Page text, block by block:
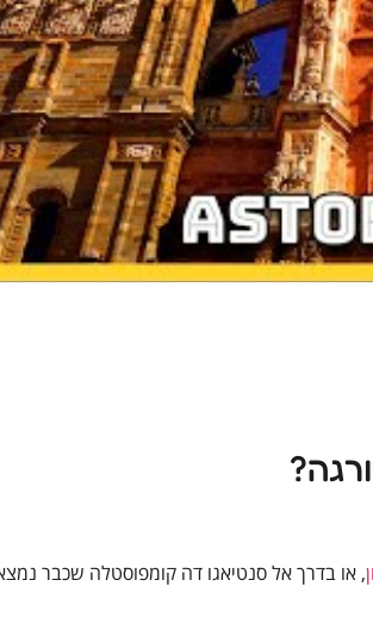
, או בדרך אל סנטיאגו דה קומפוסטלה שכבר